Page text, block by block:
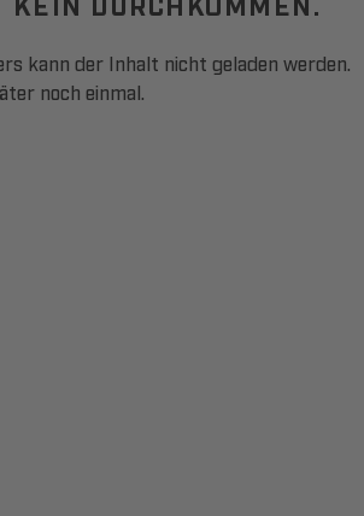
kann der Inhalt nicht geladen werden.
noch einmal.